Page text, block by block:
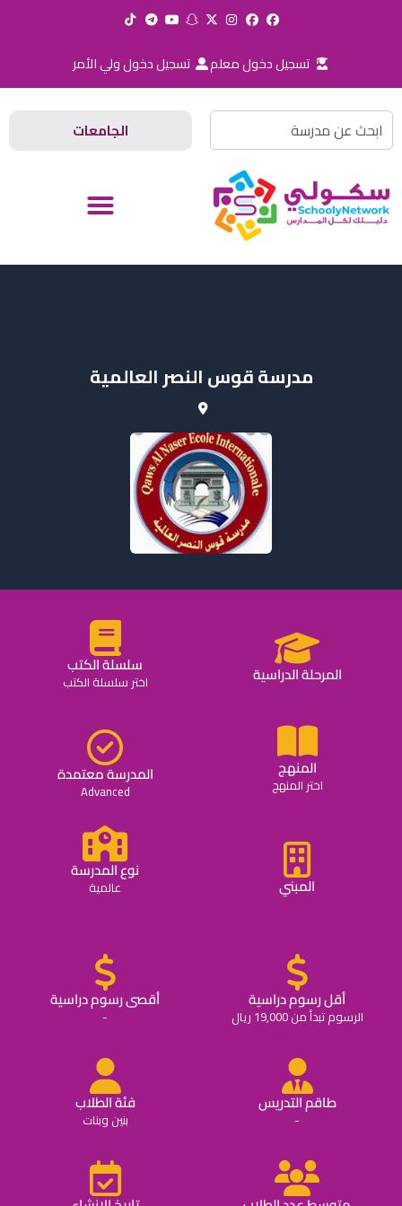
تسجيل دخول معلم تسجيل دخول ولي الأمر
الجامعات Search
مدرسة قوس النصر العالمية
المرحلة الدراسية سلسلة الكتب
اختر سلسلة الكتب
المنهج
اختر المنهج المدرسة معتمدة
Advanced
المبني
نوع المدرسة
عالمية
أقل رسوم دراسية
الرسوم تبدأ من 19,000 ريال
أقصى رسوم دراسية
-
طاقم التدريس
-
فئة الطلاب
بنين وبنات